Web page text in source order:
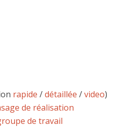
rapide /détaillée /video)
de réalisation
de travail